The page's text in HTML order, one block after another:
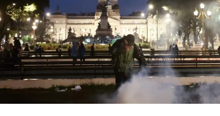
Y aseguró que Pourrain “ingresó legalmente a Estados